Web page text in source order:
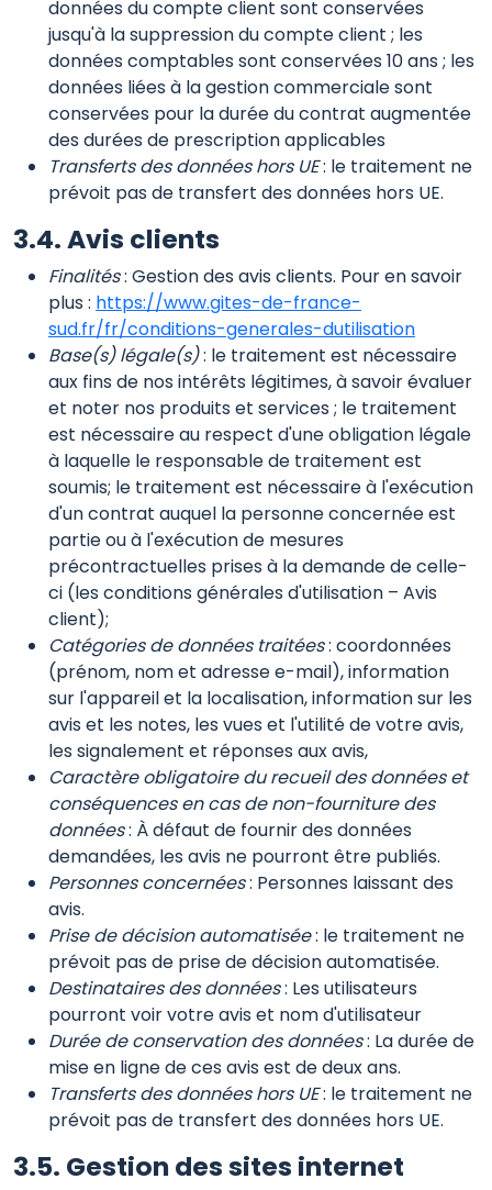
données du compte client sont conservées
jusqu'à la suppression du compte client ; les
données comptables sont conservées 10 ans ; les
données liées à la gestion commerciale sont
conservées pour la durée du contrat augmentée
des durées de prescription applicables
Transferts des données hors UE: le traitement ne
prévoit pas de transfert des données hors UE.
3.4. Avis clients
Finalités: Gestion des avis clients. Pour en savoir
plus : https://www.gites-de-france-
sud.fr/fr/conditions-generales-dutilisation
Base(s) légale(s): le traitement est nécessaire
aux fins de nos intérêts légitimes, à savoir évaluer
et noter nos produits et services ; le traitement
est nécessaire au respect d'une obligation légale
à laquelle le responsable de traitement est
soumis; le traitement est nécessaire à l'exécution
d'un contrat auquel la personne concernée est
partie ou à l'exécution de mesures
précontractuelles prises à la demande de celle-
ci (les conditions générales d'utilisation – Avis
client);
Catégories de données traitées: coordonnées
(prénom, nom et adresse e-mail), information
sur l'appareil et la localisation, information sur les
avis et les notes, les vues et l'utilité de votre avis,
les signalement et réponses aux avis,
Caractère obligatoire du recueil des données et
conséquences en cas de non-fourniture des
données: À défaut de fournir des données
demandées, les avis ne pourront être publiés.
Personnes concernées: Personnes laissant des
avis.
Prise de décision automatisée: le traitement ne
prévoit pas de prise de décision automatisée.
Destinataires des données: Les utilisateurs
pourront voir votre avis et nom d'utilisateur
Durée de conservation des données: La durée de
mise en ligne de ces avis est de deux ans.
Transferts des données hors UE: le traitement ne
prévoit pas de transfert des données hors UE.
3.5. Gestion des sites internet